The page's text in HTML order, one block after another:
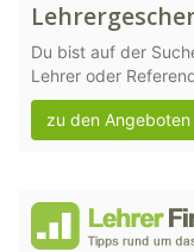
Du bist auf der
Lehrer oder
zu den Angeboten